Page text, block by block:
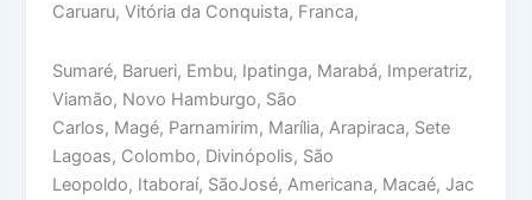
Caruaru, Vitória da Conquista, Franca,
Sumaré, Barueri, Embu, Ipatinga, Marabá, Imperatriz,
Viamão, Novo Hamburgo, São
Carlos, Magé, Parnamirim, Marília, Arapiraca, Sete
Lagoas, Colombo, Divinópolis, São
Leopoldo, Itaboraí, SãoJosé, Americana, Macaé, Jac